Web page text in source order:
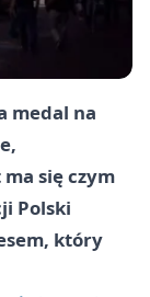
medal na
się czym
Polski
który